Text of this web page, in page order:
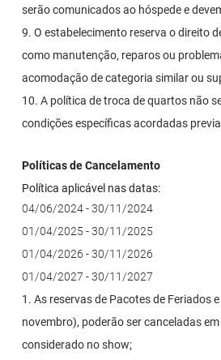
serão comunicados ao hóspede e
9. O estabelecimento reserva o direito
como manutenção, reparos ou
acomodação de categoria similar ou
10. A política de troca de quartos não
condições específicas acordadas
Políticas de Cancelamento
Política aplicável nas datas:
04/06/2024 - 30/11/2024
01/04/2025 - 30/11/2025
01/04/2026 - 30/11/2026
01/04/2027 - 30/11/2027
1. As reservas de Pacotes de Feriados
novembro), poderão ser canceladas
considerado no show;